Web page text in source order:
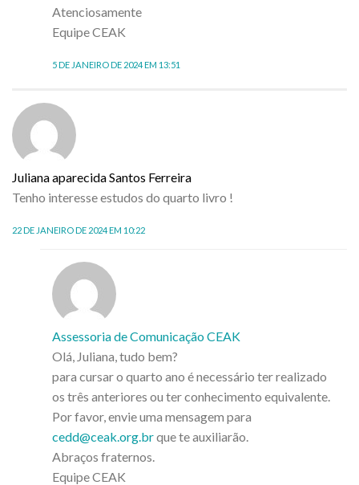
Atenciosamente
Equipe CEAK
5 DE JANEIRO DE 2024 EM 13:51
Juliana aparecida Santos Ferreira
Tenho interesse estudos do quarto livro !
22 DE JANEIRO DE 2024 EM 10:22
Assessoria de Comunicação CEAK
Olá, Juliana, tudo bem?
para cursar o quarto ano é necessário ter realizado
os três anteriores ou ter conhecimento equivalente.
Por favor, envie uma mensagem para
cedd@ceak.org.brque te auxiliarão.
Abraços fraternos.
Equipe CEAK